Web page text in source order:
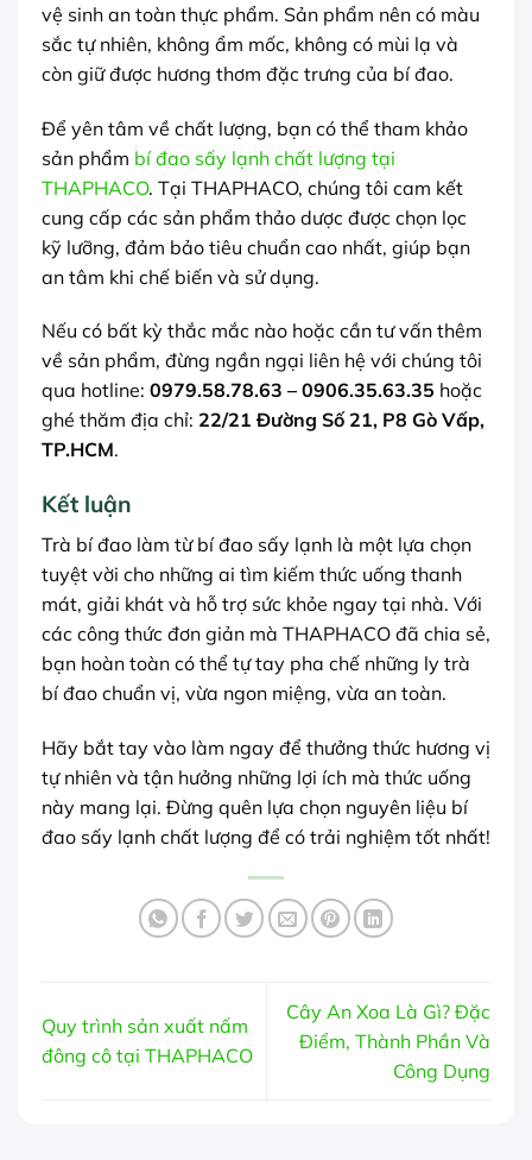
vệ sinh an toàn thực phẩm. Sản phẩm nên có màu
sắc tự nhiên, không ẩm mốc, không có mùi lạ và
còn giữ được hương thơm đặc trưng của bí đao.
Để yên tâm về chất lượng, bạn có thể tham khảo
sản phẩm bí đao sấy lạnh chất lượng tại
THAPHACO. Tại THAPHACO, chúng tôi cam kết
cung cấp các sản phẩm thảo dược được chọn lọc
kỹ lưỡng, đảm bảo tiêu chuẩn cao nhất, giúp bạn
an tâm khi chế biến và sử dụng.
Nếu có bất kỳ thắc mắc nào hoặc cần tư vấn thêm
về sản phẩm, đừng ngần ngại liên hệ với chúng tôi
qua hotline: 0979.58.78.63 – 0906.35.63.35 hoặc
ghé thăm địa chỉ: 22/21 Đường Số 21, P8 Gò Vấp,
TP.HCM.
Kết luận
Trà bí đao làm từ bí đao sấy lạnh là một lựa chọn
tuyệt vời cho những ai tìm kiếm thức uống thanh
mát, giải khát và hỗ trợ sức khỏe ngay tại nhà. Với
các công thức đơn giản mà THAPHACO đã chia sẻ,
bạn hoàn toàn có thể tự tay pha chế những ly trà
bí đao chuẩn vị, vừa ngon miệng, vừa an toàn.
Hãy bắt tay vào làm ngay để thưởng thức hương vị
tự nhiên và tận hưởng những lợi ích mà thức uống
này mang lại. Đừng quên lựa chọn nguyên liệu bí
đao sấy lạnh chất lượng để có trải nghiệm tốt nhất!
Quy trình sản xuất nấm
đông cô tại THAPHACO
Cây An Xoa Là Gì? Đặc
Điểm, Thành Phần Và
Công Dụng